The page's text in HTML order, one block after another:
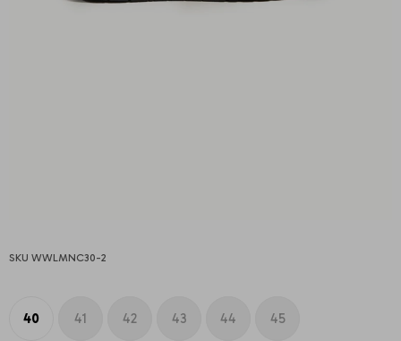
WWLMNC30-2
40 41 42 43 44 45